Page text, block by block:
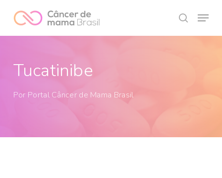
main
Menu
Tucatinibe
Por Portal Câncer de Mama Brasil